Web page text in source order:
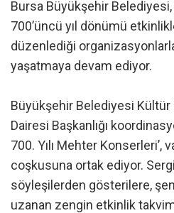
Bursa Büyükşehir Belediyesi,
700’üncü yıl dönümü
düzenlediği
yaşatmaya devam ediyor.
Büyükşehir Belediyesi
Dairesi Başkanlığı
700. Yılı Mehter Konserleri’,
coşkusuna ortak ediyor.
söyleşilerden gösterilere,
uzanan zengin etkinlik